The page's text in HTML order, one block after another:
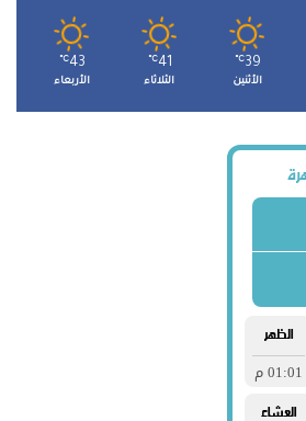
39
℃
الأثنين
41
℃
الثلاثاء
43
℃
الأربعاء